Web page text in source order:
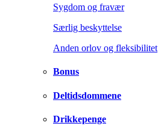
Sygdom og fravær
Særlig beskyttelse
Anden orlov og fleksibilitet
Bonus
Deltidsdommene
Drikkepenge